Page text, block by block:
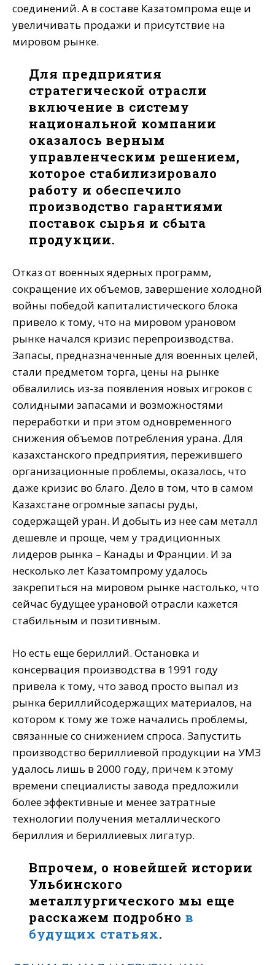
соединений. А в составе Казатомпрома еще и
увеличивать продажи и присутствие на
мировом рынке.
Для предприятия
стратегической отрасли
включение в систему
национальной компании
оказалось верным
управленческим решением,
которое стабилизировало
работу и обеспечило
производство гарантиями
поставок сырья и сбыта
продукции.
Отказ от военных ядерных программ,
сокращение их объемов, завершение холодной
войны победой капиталистического блока
привело к тому, что на мировом урановом
рынке начался кризис перепроизводства.
Запасы, предназначенные для военных целей,
стали предметом торга, цены на рынке
обвалились из-за появления новых игроков с
солидными запасами и возможностями
переработки и при этом одновременного
снижения объемов потребления урана. Для
казахстанского предприятия, пережившего
организационные проблемы, оказалось, что
даже кризис во благо. Дело в том, что в самом
Казахстане огромные запасы руды,
содержащей уран. И добыть из нее сам металл
дешевле и проще, чем у традиционных
лидеров рынка – Канады и Франции. И за
несколько лет Казатомпрому удалось
закрепиться на мировом рынке настолько, что
сейчас будущее урановой отрасли кажется
стабильным и позитивным.
Но есть еще бериллий. Остановка и
консервация производства в 1991 году
привела к тому, что завод просто выпал из
рынка бериллийсодержащих материалов, на
котором к тому же тоже начались проблемы,
связанные со снижением спроса. Запустить
производство бериллиевой продукции на УМЗ
удалось лишь в 2000 году, причем к этому
времени специалисты завода предложили
более эффективные и менее затратные
технологии получения металлического
бериллия и бериллиевых лигатур.
Впрочем, о новейшей истории
Ульбинского
металлургического мы еще
расскажем подробно в
будущих статьях.